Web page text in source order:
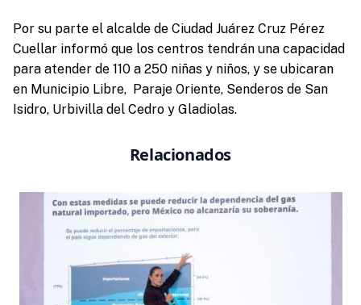
Por su parte el alcalde de Ciudad Juárez Cruz Pérez
Cuellar informó que los centros tendrán una capacidad
para atender de 110 a 250 niñas y niños, y se ubicaran
en Municipio Libre, Paraje Oriente, Senderos de San
Isidro, Urbivilla del Cedro y Gladiolas.
Relacionados